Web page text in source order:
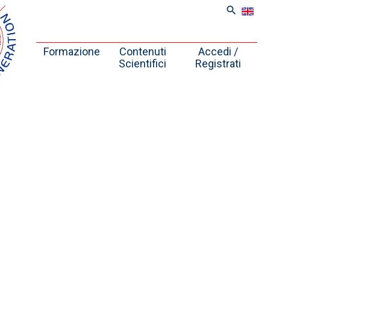
search
Formazione
Contenuti
Scientifici
Accedi /
Registrati